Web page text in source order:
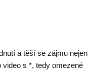
a těší se zájmu nejen
video s *, tedy omezené